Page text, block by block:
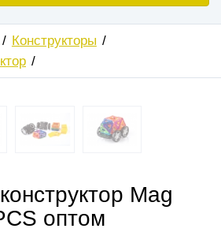
Конструкторы
Mag
оптом